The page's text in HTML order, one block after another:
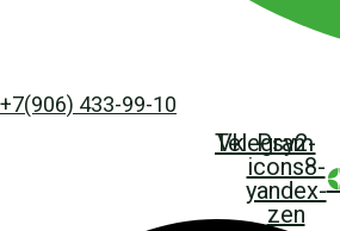
+7(906) 433-99-10
Vk
Telegram
Psy2-
icons8-
yandex-
zen